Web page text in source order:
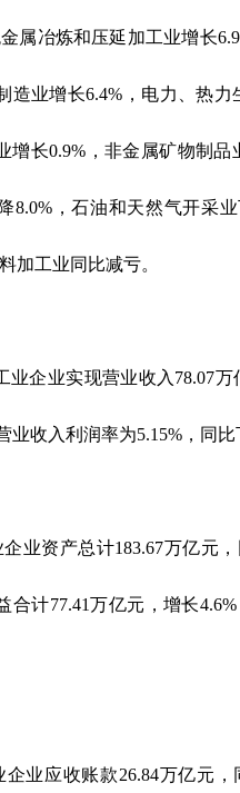
金属冶炼和压延加工业增长
造业增长6.4% ，电力、热
增长0.9% ，非金属矿物制品
8.0% ，石油和天然气开采
加工业同比减亏。
业企业实现营业收入 78.07万
业收入利润率为5.15% ，同
企业资产总计183.67万亿元
合计77.41万亿元，增长4.6%
企业应收账款26.84万亿元，